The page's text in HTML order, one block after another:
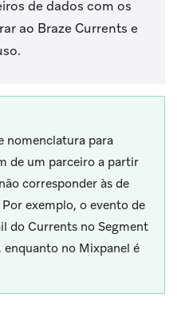
de dados com os
ao Braze Currents e
nomenclatura para
de um parceiro a partir
corresponder às de
exemplo, o evento de
do Currents no Segment
, enquanto no Mixpanel é